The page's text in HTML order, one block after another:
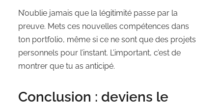
N’oublie jamais que la légitimité passe par la
preuve. Mets ces nouvelles compétences dans
ton portfolio, même si ce ne sont que des projets
personnels pour l’instant. L’important, c’est de
montrer que tu as anticipé.
Conclusion : deviens le